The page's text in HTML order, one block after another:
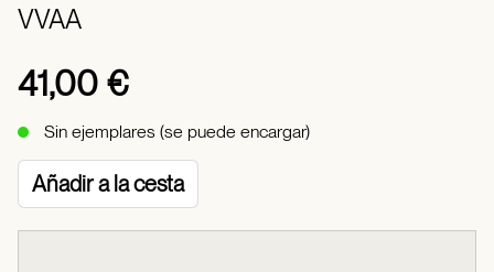
VVAA
41,00 €
Sin ejemplares (se puede encargar)
Añadir a la cesta